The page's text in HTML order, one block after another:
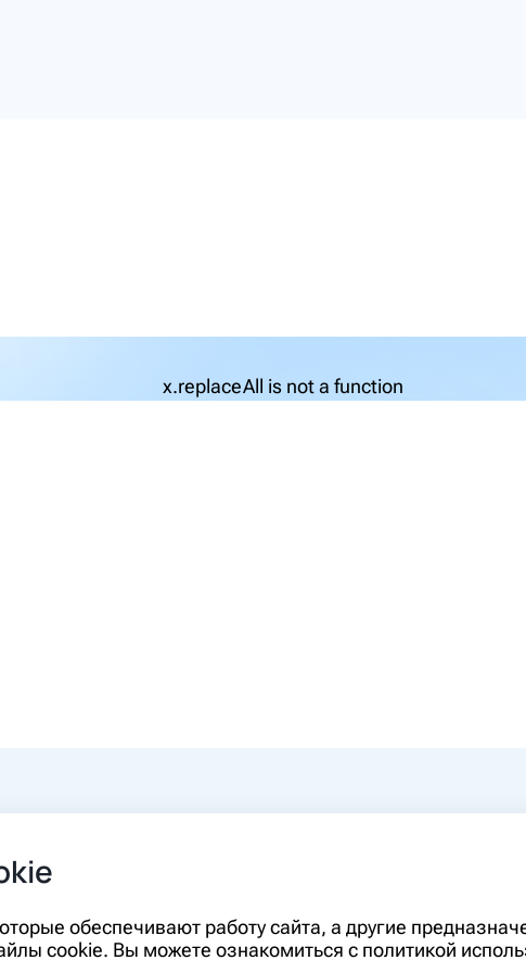
x.replaceAll is not a function
90-00
Информация, представленная на
диагностики и лечения и не может
необходимо ознакомиться с
обеспечивают работу сайта, а другие
cookie. Вы можете ознакомиться с политикой